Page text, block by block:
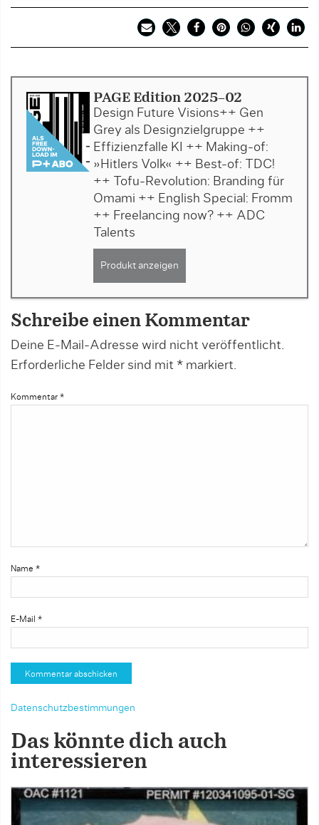
PAGE Edition 2025-02
Design Future Visions++ Gen
Grey als Designzielgruppe ++
Effizienzfalle KI ++ Making-of:
»Hitlers Volk« ++ Best-of: TDC!
++ Tofu-Revolution: Branding für
Omami ++ English Special: Fromm
++ Freelancing now? ++ ADC
Talents
Produkt anzeigen
Schreibe einen Kommentar
Deine E-Mail-Adresse wird nicht veröffentlicht.
Erforderliche Felder sind mit * markiert.
Kommentar *
Name *
E-Mail *
Datenschutzbestimmungen
Das könnte dich auch
interessieren